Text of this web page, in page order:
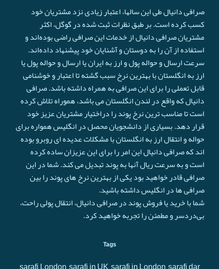
صرافی دانیال طی این سالها، اعتبار زیادی نزد مشتریان خود
کسب کرده است. بر طبق نظرات ثبت شده در گوگل، اکثر
مشتریان صرافی دانیال از خدمات این صرافی راضی بوده‌اند و
استفاده از آن را به دوستان و آشنایان خود پیشنهاد داده‌اند.
سرعت ارسال و حواله پول و ارز به ایران یا ارسال و حواله پول یا
ارز به انگلستان با بهترین نرخ سبب گشته تا اعتبار و خوشنامی
قابل تعملی را برای این صرافی به همراه داشته باشد. صرافی
دانیال که واقع در لندن انگلستان می باشد، هموراه تلاش کرده
است تا مناسب ترین نرخ پوند را دراختیار مشتریان عزیز خود
قرار دهد. بسیاری از دانشجویان محصل در انگلیس همواره برای
حواله و انتقال ارز به انگلستان با مشکلات عدیده ای روبرو بوده
اند که صرافی دانیال این امر را برای این عزیزان ساده کرده
است و به سرعت ريال آنها به پوند تبدیل می کند. شما در این
صرافی قادر خواهید بود یکی از بهترین نرخ های پوند را بین
صرافی ها در انگلیس داشته باشید.
شما با خرید یا فروش پوند در صرافی دانیال، انتقال پولی راحت،
بی‌دردسر و مطمئن را تجربه خواهید کرد.
Tags